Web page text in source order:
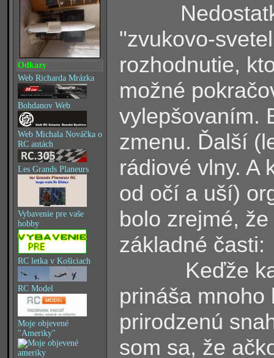
Odkazy
Web Richarda Mrázka
Bohdanov Web
Web Michala Nováčka o
RC autách
Les Grands Planeurs
Vybavenie pre vaše
hobby
RC letka v Košiciach
RC Model
Moje objevené
"Ameriky"
Nedostatky
"zvukovo-
rozhodnutie,
možné
vylepšovaním.
zmenu. Ďalší (
rádiové vlny. A
od očí a uší)
bolo zrejmé,
základné
Keďže
prináša mnoho
prirodzenú
som sa, že